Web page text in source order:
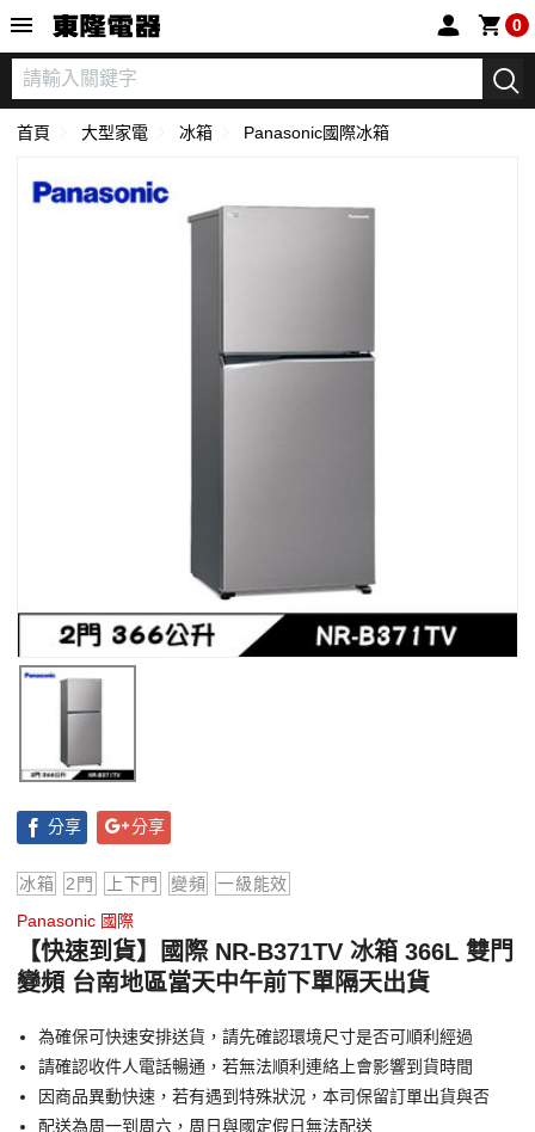
0
首頁 大型家電 冰箱 Panasonic國際冰箱
分享 分享
冰箱 2門 上下門 變頻
一級能效
Panasonic 國際
【快速到貨】國際 NR-B371TV 冰箱 366L 雙門
變頻 台南地區當天中午前下單隔天出貨
為確保可快速安排送貨，請先確認環境尺寸是否可順利經過
請確認收件人電話暢通，若無法順利連絡上會影響到貨時間
因商品異動快速，若有遇到特殊狀況，本司保留訂單出貨與否
配送為周一到周六，周日與國定假日無法配送